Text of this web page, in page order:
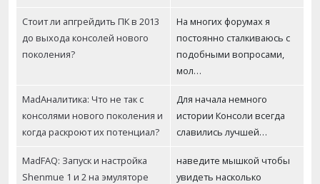
Стоит ли апгрейдить ПК в 2013
до выхода консолей нового
поколения?
На многих форумах я
постоянно сталкиваюсь с
подобными вопросами,
мол…
MadАналитика: Что не так с
консолями нового поколения и
когда раскроют их потенциал?
Для начала немного
истории Консоли всегда
славились лучшей…
MadFAQ: Запуск и настройка
Shenmue 1 и 2 на эмуляторе
наведите мышкой чтобы
увидеть насколько